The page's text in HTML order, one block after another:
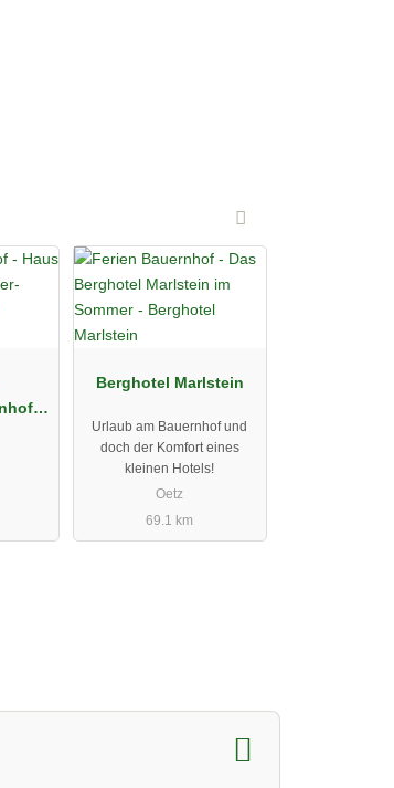
Berghotel Marlstein
Urlaub am Bauernhof und
doch der Komfort eines
kleinen Hotels!
Oetz
69.1 km